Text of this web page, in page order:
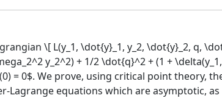
\[ L(y_1, \dot{y}_1, y_2, \dot{y}_2, q,
y_2^2) + 1/2 \dot{q}^2 + (1 +
= 0$. We prove, using critical point theory,
Lagrange equations which are asymptotic,